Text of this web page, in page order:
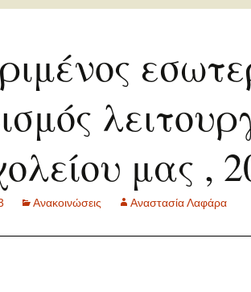
Δ΄ τάξη… εξ
αποστάσεως
Ε΄ τάξη… εξ
αποστάσεως
Στ΄ τάξη… εξ
αποστάσεωςμας ,
Ανακοινώσεις Αναστασία Λαφάρα